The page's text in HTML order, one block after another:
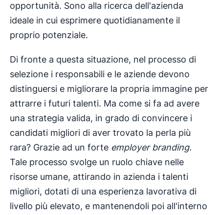
opportunità. Sono alla ricerca dell'azienda
ideale in cui esprimere quotidianamente il
proprio potenziale.
Di fronte a questa situazione, nel processo di
selezione i responsabili e le aziende devono
distinguersi e migliorare la propria immagine per
attrarre i futuri talenti. Ma come si fa ad avere
una strategia valida, in grado di convincere i
candidati migliori di aver trovato la perla più
rara? Grazie ad un forte employer branding.
Tale processo svolge un ruolo chiave nelle
risorse umane, attirando in azienda i talenti
migliori, dotati di una esperienza lavorativa di
livello più elevato, e mantenendoli poi all'interno